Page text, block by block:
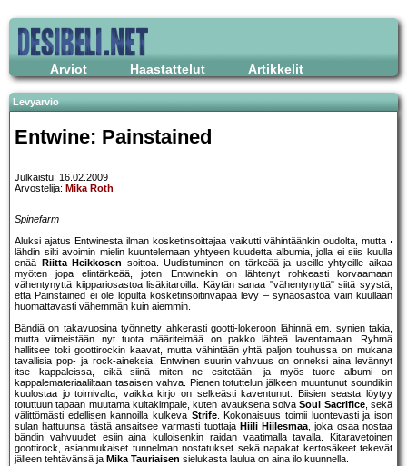
Arviot Haastattelut Artikkelit
Levyarvio
Entwine: Painstained
Julkaistu: 16.02.2009
Arvostelija: Mika Roth
Spinefarm
Aluksi ajatus Entwinesta ilman kosketinsoittajaa vaikutti vähintäänkin oudolta, mutta
lähdin silti avoimin mielin kuuntelemaan yhtyeen kuudetta albumia, jolla ei siis kuulla
enää
Riitta Heikkosen soittoa. Uudistuminen on tärkeää ja useille yhtyeille aikaa
myöten jopa elintärkeää, joten Entwinekin on lähtenyt rohkeasti korvaamaan
vähentynyttä kiippariosastoa lisäkitaroilla. Käytän sanaa "vähentynyttä" siitä syystä,
että Painstained ei ole lopulta kosketinsoitinvapaa levy – synaosastoa vain kuullaan
huomattavasti vähemmän kuin aiemmin.
Bändiä on takavuosina työnnetty ahkerasti gootti-lokeroon lähinnä em. synien takia,
mutta viimeistään nyt tuota määritelmää on pakko lähteä laventamaan. Ryhmä
hallitsee toki goottirockin kaavat, mutta vähintään yhtä paljon touhussa on mukana
tavallisia pop- ja rock-aineksia. Entwinen suurin vahvuus on onneksi aina levännyt
itse kappaleissa, eikä siinä miten ne esitetään, ja myös tuore albumi on
kappalemateriaaliltaan tasaisen vahva. Pienen totuttelun jälkeen muuntunut soundikin
kuulostaa jo toimivalta, vaikka kirjo on selkeästi kaventunut. Biisien seasta löytyy
totuttuun tapaan muutama kultakimpale, kuten avauksena soivaSoul Sacrifice, sekä
välittömästi edellisen kannoilla kulkeva Strife. Kokonaisuus toimii luontevasti ja ison
sulan hattuunsa tästä ansaitsee varmasti tuottaja Hiili Hiilesmaa, joka osaa nostaa
bändin vahvuudet esiin aina kulloisenkin raidan vaatimalla tavalla. Kitaravetoinen
goottirock, asianmukaiset tunnelman nostatukset sekä napakat kertosäkeet tekevät
jälleen tehtävänsä ja Mika Tauriaisen sielukasta laulua on aina ilo kuunnella.